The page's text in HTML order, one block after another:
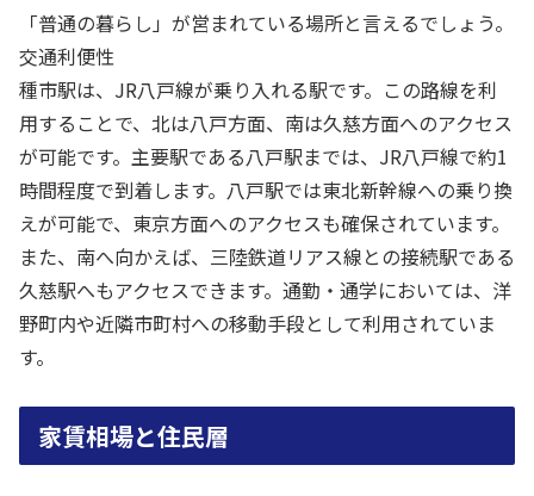
「普通の暮らし」が営まれている場所と言えるでしょう。
交通利便性
種市駅は、JR八戸線が乗り入れる駅です。この路線を利
用することで、北は八戸方面、南は久慈方面へのアクセス
が可能です。主要駅である八戸駅までは、JR八戸線で約1
時間程度で到着します。八戸駅では東北新幹線への乗り換
えが可能で、東京方面へのアクセスも確保されています。
また、南へ向かえば、三陸鉄道リアス線との接続駅である
久慈駅へもアクセスできます。通勤・通学においては、洋
野町内や近隣市町村への移動手段として利用されていま
す。
家賃相場と住民層